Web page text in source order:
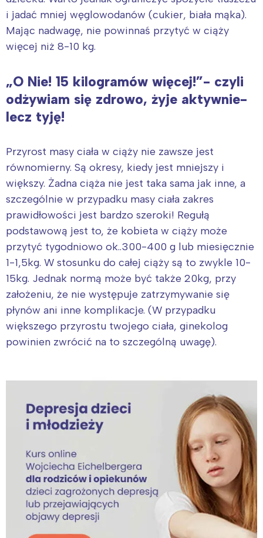
i jadać mniej węglowodanów (cukier, biała mąka).
Mając nadwagę, nie powinnaś przytyć w ciąży
więcej niż 8-10 kg.
„O Nie! 15 kilogramów więcej!”- czyli
odżywiam się zdrowo, żyje aktywnie-
lecz tyję!
Przyrost masy ciała w ciąży nie zawsze jest
równomierny. Są okresy, kiedy jest mniejszy i
większy. Żadna ciąża nie jest taka sama jak inne, a
szczególnie w przypadku masy ciała zakres
prawidłowości jest bardzo szeroki! Regułą
podstawową jest to, że kobieta w ciąży może
przytyć tygodniowo ok..300-400 g lub miesięcznie
1-1,5kg. W stosunku do całej ciąży są to zwykle 10-
15kg. Jednak normą może być także 20kg, przy
założeniu, że nie występuje zatrzymywanie się
płynów ani inne komplikacje. (W przypadku
większego przyrostu twojego ciała, ginekolog
powinien zwrócić na to szczególną uwagę).
Interesują mnie wydarzenia z
tego regionu:
Trójmiasto
Poznań
Południe
Północ
Wszystkie
Wybieram